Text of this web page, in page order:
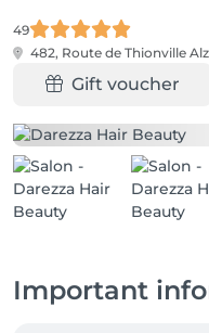
49
482, Route de Thionville
Gift voucher
Important